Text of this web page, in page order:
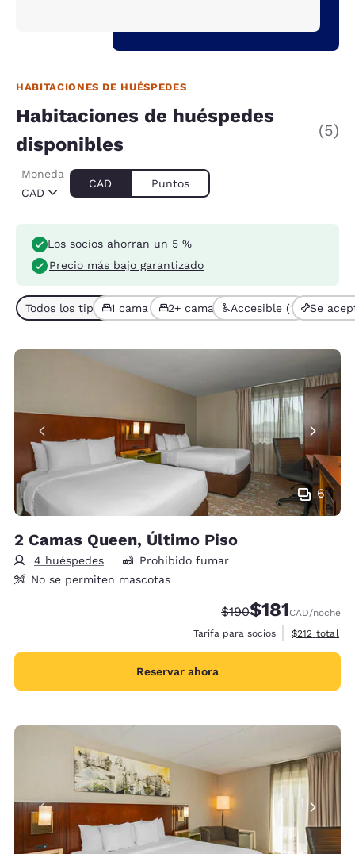
HABITACIONES DE HUÉSPEDES
Habitaciones de huéspedes
disponibles
(5)
CAD
Moneda
CAD Puntos
Los socios ahorran un 5 %
Precio más bajo garantizado
Todos los tipos de habitación (5)
1 cama (4)2+ camas (1)Accesible (1) Se
6
2 Camas Queen, Último Piso
4 huéspedes
Prohibido fumar
No se permiten mascotas
Precio tachado:
$190Precio con
$181CAD/noche
Tarifa para socios
Ver detalles
$212 total
Reservar ahora